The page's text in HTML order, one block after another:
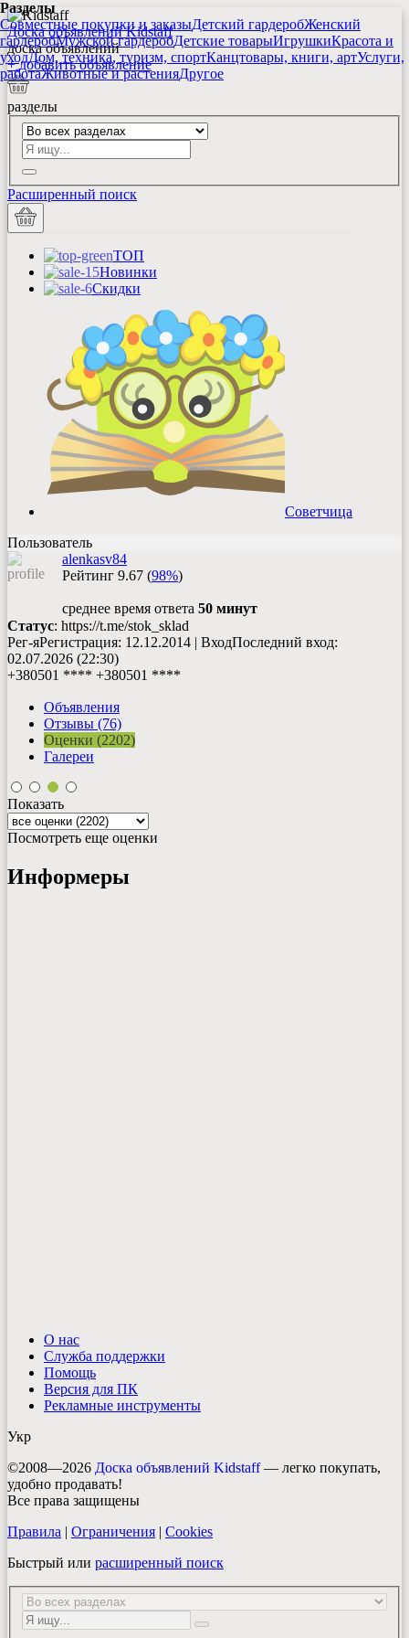
Разделы
Совместные покупки и заказыДетский гардеробЖенский
гардеробМужской гардеробДетские товарыИгрушкиКрасота и
уходДом, техника, туризм, спортКанцтовары, книги, артУслуги,
работаЖивотные и растенияДругое
Доска объявлений Kidstaff
доска объявлений
+добавитьобъявление
разделы
Расширенный поиск
ТОП
Новинки
Скидки
Советчица
Пользователь
alenkasv84
Рейтинг 9.67 (98%)
среднее время ответа 50 минут
Статус: https://t.me/stok_sklad
Рег-яРегистрация: 12.12.2014 | ВходПоследний вход:
02.07.2026 (22:30)
+380501 **** +380501 ****
Объявления
Отзывы (76)
Оценки (2202)
Галереи
Показать
Посмотреть еще оценки
Информеры
О нас
Служба поддержки
Помощь
Версия для ПК
Рекламные инструменты
Укр
©2008—2026 Доска объявлений Kidstaff— легко покупать,
удобно продавать!
Все права защищены
Правила | Ограничения | Cookies
Быстрый или расширенный поиск